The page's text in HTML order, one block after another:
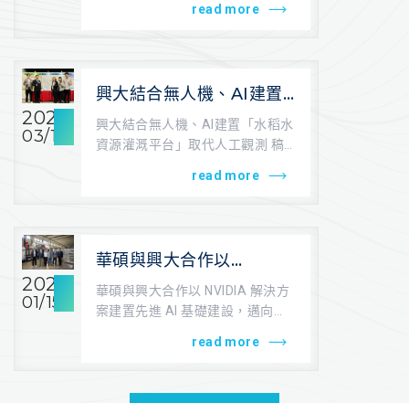
read more
2026
03/12
興大結合無人機、AI建置
「水稻水資源灌溉平台」
取代人工觀測
興大結合無人機、AI建置「水稻水
資源灌溉平台」取代人工觀測 稿
read more
2026
01/15
華碩與興大合作以
NVIDIA 解決方案建置先
進 AI 基礎建設，邁向「AI
華碩與興大合作以 NVIDIA 解決方
案建置先進 AI 基礎建設，邁向
read more